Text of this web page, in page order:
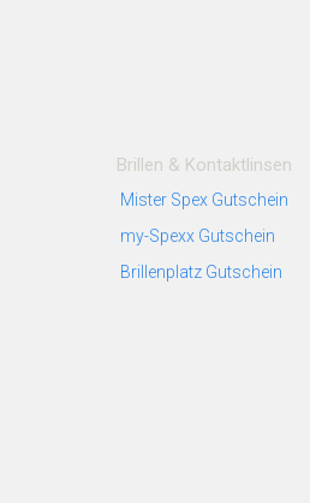
Brillen & Kontaktlinsen
Mister Spex Gutschein
my-Spexx Gutschein
Brillenplatz Gutschein